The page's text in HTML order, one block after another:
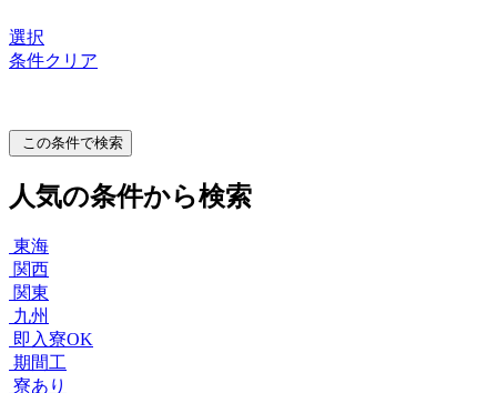
選択
条件クリア
この条件で検索
人気の条件から検索
東海
関西
関東
九州
即入寮OK
期間工
寮あり